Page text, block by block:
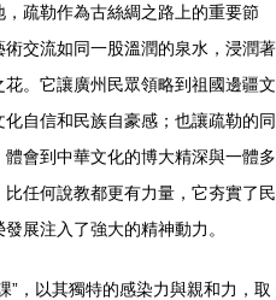
疏勒作為古絲綢之路上的重要節
交流如同一股溫潤的泉水，浸潤著
。它讓廣州民眾領略到祖國邊疆文
自信和民族自豪感；也讓疏勒的同
會到中華文化的博大精深與一體多
任何說教都更有力量，它夯實了民
展注入了強大的精神動力。
”，以其獨特的感染力與親和力，取